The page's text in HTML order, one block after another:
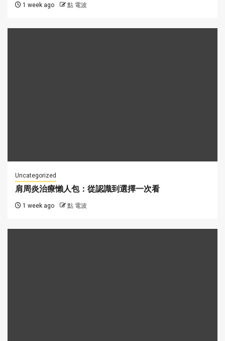
1 week ago 點 電波
Uncategorized
肩周炎治療懶人包：從認識到選擇一次看
1 week ago 點 電波